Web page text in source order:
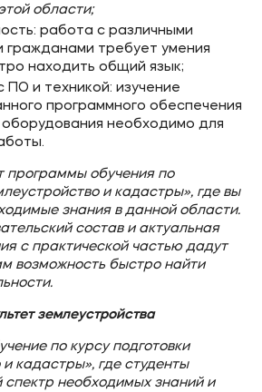
области;
работа с различными
гражданами требует умения
находить общий язык;
ПО и техникой: изучение
программного обеспечения
необходимо для
обучения по
и кадастры», где вы
знания в данной области.
состав и актуальная
с практической частью дадут
возможность быстро найти
землеустройства
по курсу подготовки
кадастры», где студенты
необходимых знаний и